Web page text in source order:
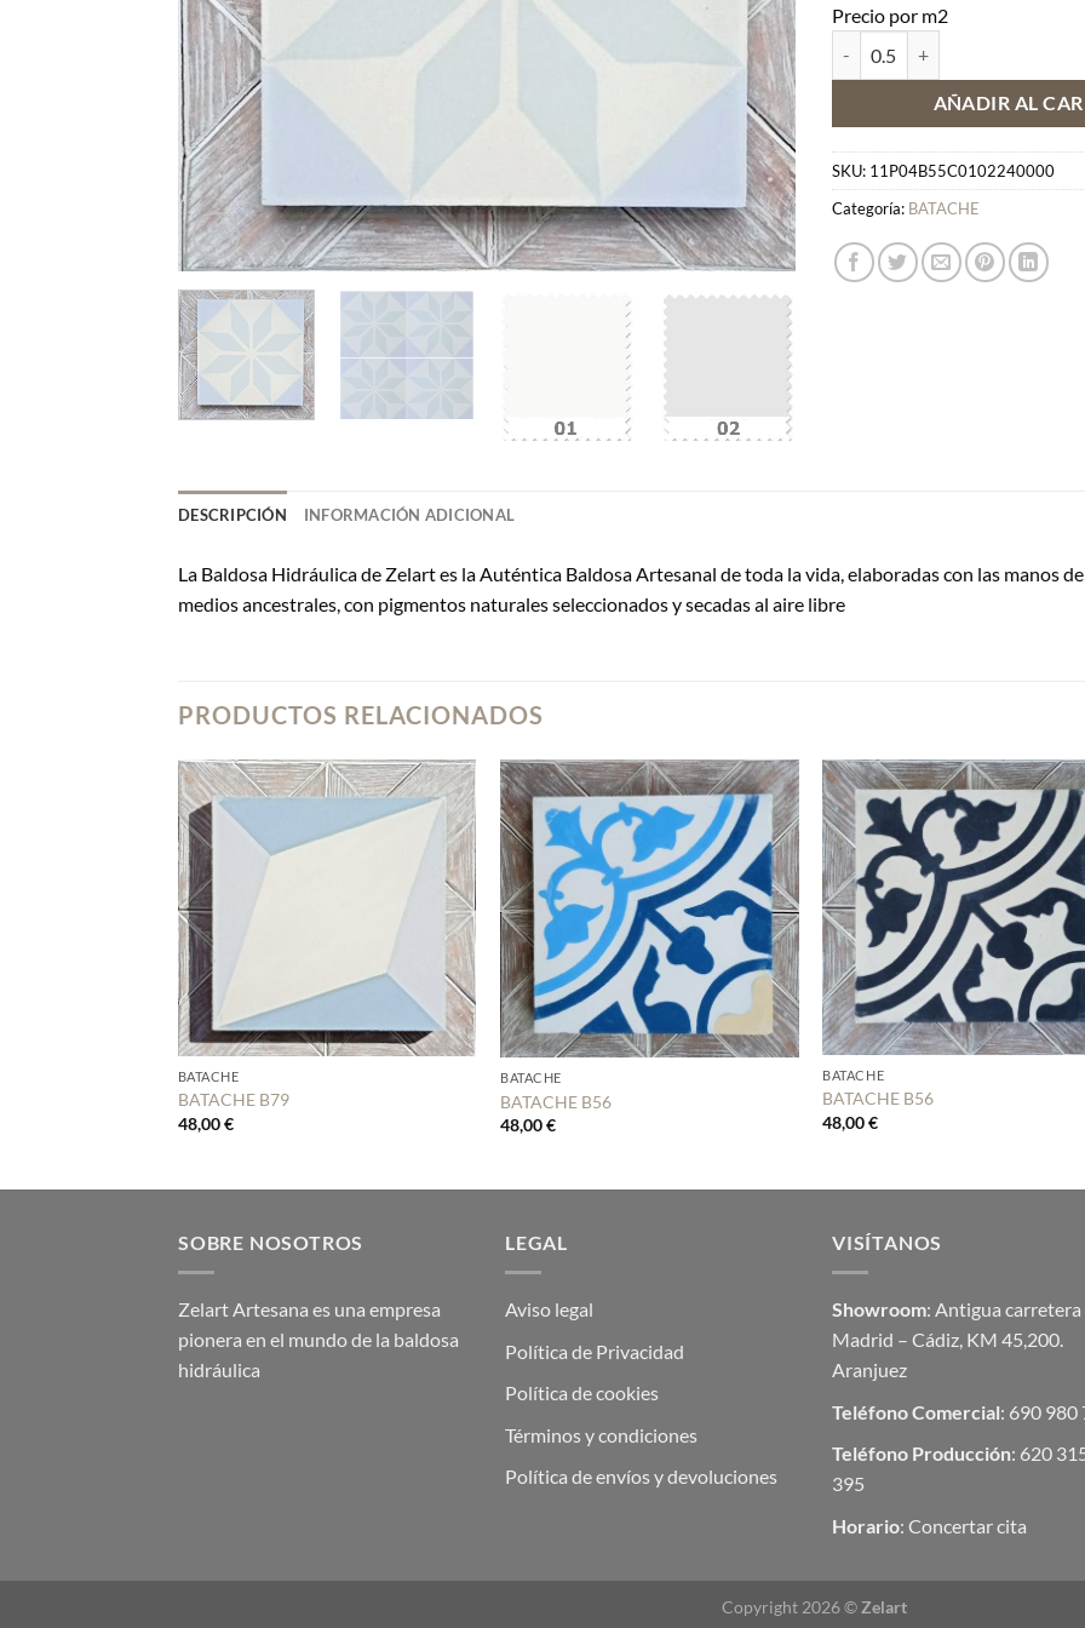
Precio por m2
AÑADIR AL
SKU: 11P04B55C0102240000
Categoría: BATACHE
DESCRIPCIÓN INFORMACIÓN ADICIONAL
La Baldosa Hidráulica de Zelart es la Auténtica Baldosa Artesanal de toda la vida, elaboradas con las manos
medios ancestrales, con pigmentos naturales seleccionados y secadas al aire libre
PRODUCTOS RELACIONADOS
BATACHE
BATACHE B79
48,00€
BATACHE
BATACHE B56
48,00€
BATACHE
BATACHE B56
48,00€
SOBRE NOSOTROS
Zelart Artesana es una empresa
pionera en el mundo de la baldosa
hidráulica
LEGAL
Aviso legal
Política de Privacidad
Política de cookies
Términos y condiciones
Política de envíos y devoluciones
VISÍTANOS
Showroom: Antigua carretera
Madrid – Cádiz, KM 45,200.
Aranjuez
Teléfono Comercial: 690 980
Teléfono Producción: 620
395
Horario: Concertar cita
Copyright 2026 © Zelart